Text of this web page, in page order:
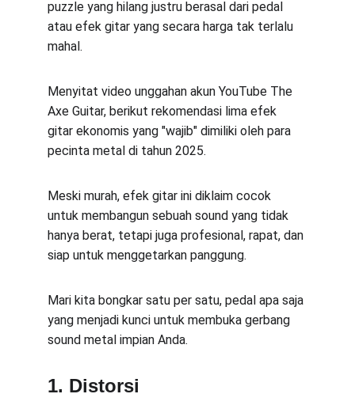
puzzle yang hilang justru berasal dari pedal
atau efek gitar yang secara harga tak terlalu
mahal.
Menyitat video unggahan akun YouTube The
Axe Guitar, berikut rekomendasi lima efek
gitar ekonomis yang "wajib" dimiliki oleh para
pecinta metal di tahun 2025.
Meski murah, efek gitar ini diklaim cocok
untuk membangun sebuah sound yang tidak
hanya berat, tetapi juga profesional, rapat, dan
siap untuk menggetarkan panggung.
Mari kita bongkar satu per satu, pedal apa saja
yang menjadi kunci untuk membuka gerbang
sound metal impian Anda.
1. Distorsi